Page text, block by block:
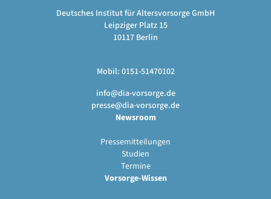
Deutsches Institut für Altersvorsorge GmbH
Leipziger Platz 15
10117 Berlin
Mobil: 0151-51470102
info@dia-vorsorge.de
presse@dia-vorsorge.de
Newsroom
Pressemitteilungen
Studien
Termine
Vorsorge-Wissen